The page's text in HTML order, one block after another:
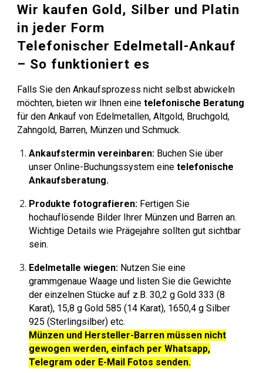
Wir kaufen Gold, Silber und Platin
in jeder Form
Telefonischer Edelmetall-Ankauf
– So funktioniert es
Falls Sie den Ankaufsprozess nicht selbst abwickeln
möchten, bieten wir Ihnen einetelefonische Beratung
für den Ankauf von Edelmetallen, Altgold, Bruchgold,
Zahngold, Barren, Münzen und Schmuck.
Ankaufstermin vereinbaren: Buchen Sie über
unser Online-Buchungssystem einetelefonische
Ankaufsberatung.
Produkte fotografieren: Fertigen Sie
hochauflösende Bilder Ihrer Münzen und Barren an.
Wichtige Details wie Prägejahre sollten gut sichtbar
sein.
Edelmetalle wiegen: Nutzen Sie eine
grammgenaue Waage und listen Sie die Gewichte
der einzelnen Stücke auf z.B. 30,2 g Gold 333 (8
Karat), 15,8 g Gold 585 (14 Karat), 1650,4 g Silber
925 (Sterlingsilber) etc.
Münzen und Hersteller-Barren müssen nicht
gewogen werden, einfach per Whatsapp,
Telegram oder E-Mail Fotos senden.